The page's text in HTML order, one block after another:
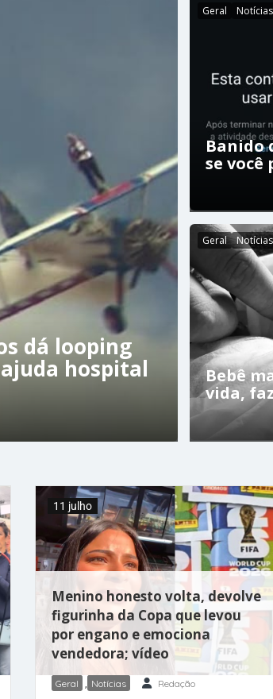
dá looping
hospital
Geral Notícias
Banido
se você
Geral Notícias
Bebê
vida,
Menino honesto volta, devolve
figurinha da Copa que levou
por engano e emociona
vendedora; vídeo
11 julho
Geral , Notícias Redação